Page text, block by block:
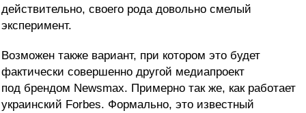
действительно, своего рода довольно смелый
эксперимент.
Возможен также вариант, при котором это будет
фактически совершенно другой медиапроект
под брендом Newsmax. Примерно так же, как работает
украинский Forbes. Формально, это известный